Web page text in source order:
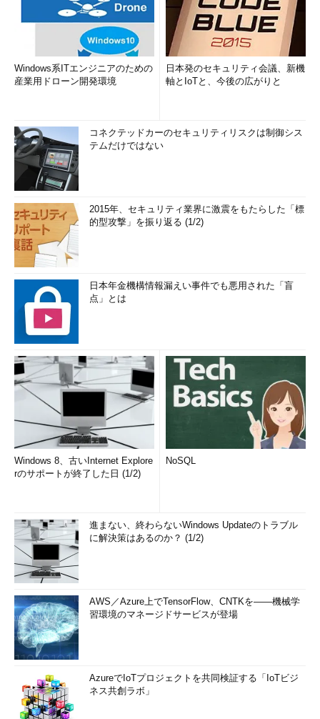
Windows系ITエンジニアのための
産業用ドローン開発環境
日本発のセキュリティ会議、新機
軸とIoTと、今後の広がりと
コネクテッドカーのセキュリティリスクは制御シス
テムだけではない
2015年、セキュリティ業界に激震をもたらした「標
的型攻撃」を振り返る (1/2)
日本年金機構情報漏えい事件でも悪用された「盲
点」とは
Windows 8、古いInternet Explore
rのサポートが終了した日 (1/2)
NoSQL
進まない、終わらないWindows Updateのトラブル
に解決策はあるのか？ (1/2)
AWS／Azure上でTensorFlow、CNTKを――機械学
習環境のマネージドサービスが登場
AzureでIoTプロジェクトを共同検証する「IoTビジ
ネス共創ラボ」